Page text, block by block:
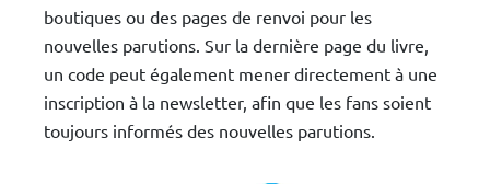
boutiques ou des pages de renvoi pour les
nouvelles parutions. Sur la dernière page du livre,
un code peut également mener directement à une
inscription à la newsletter, afin que les fans soient
toujours informés des nouvelles parutions.